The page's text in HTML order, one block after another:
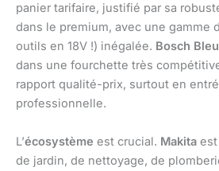
panier tarifaire, justifié par sa
dans le premium, avec une gamme
outils en 18V !) inégalée. Bosch Bleu
dans une fourchette très
rapport qualité-prix, surtout en
professionnelle.
L’écosystème est crucial. Makita
de jardin, de nettoyage, de